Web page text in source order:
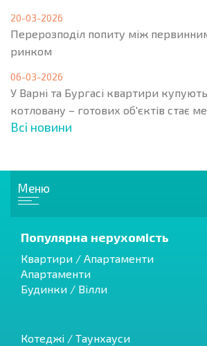
20-03-2026
Перерозподіл попиту між
ринком
06-03-2026
У Варні та Бургасі квартири купують
котловану – готових об'єктів стає
Всі новини
Меню
Популярна нерухомість
Квартири / Апартаменти
Апартаменти
Будинки / Вілли
Котеджі / Таунхауси